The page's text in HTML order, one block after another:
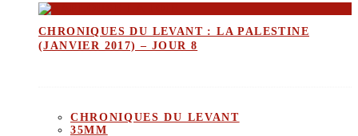
CHRONIQUES DU LEVANT : LA PALESTINE
(JANVIER 2017) – JOUR 8
CHRONIQUES DU LEVANT
35MM